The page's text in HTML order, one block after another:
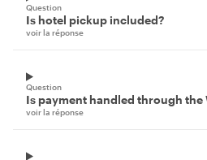
Question
Is hotel pickup included?
voir la réponse
Question
Is payment handled through
voir la réponse